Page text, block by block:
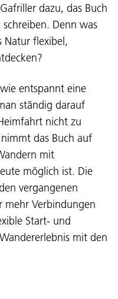
dazu, das Buch
schreiben. Denn was
Natur flexibel,
entspannt eine
ständig darauf
nicht zu
das Buch auf
mit
möglich ist. Die
vergangenen
mehr Verbindungen
Start- und
mit den